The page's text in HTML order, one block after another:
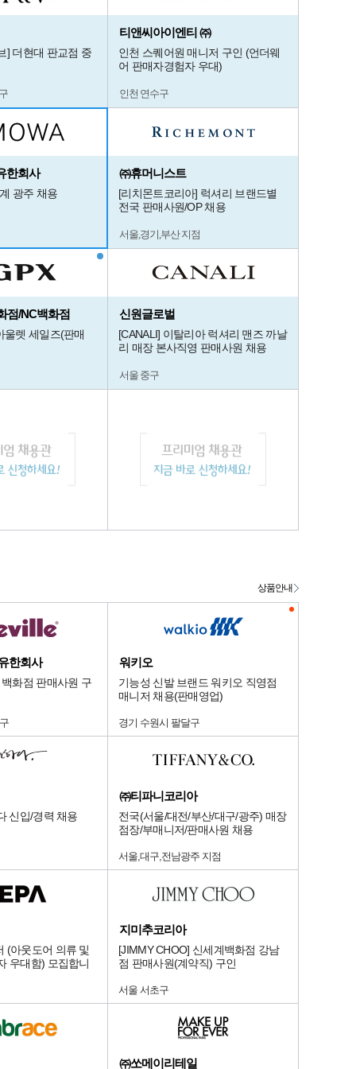
] 더현대 판교점 중
티앤씨아이엔티 ㈜
인천 스퀘어원 매니저 구인 (언더웨
어 판매자경험자 우대)
인천 연수구
한회사
광주 채용
㈜휴머니스트
[리치몬트코리아] 럭셔리 브랜드별
전국 판매사원/OP 채용
서울,경기,부산 지점
점/NC백화점
울렛 세일즈(판매
신원글로벌
[CANALI] 이탈리아 럭셔리 맨즈 까날
리 매장 본사직영 판매사원 채용
서울 중구
한회사
화점 판매사원 구
워키오
기능성 신발 브랜드 워키오 직영점
매니저 채용(판매영업)
경기 수원시 팔달구
신입/경력 채용
㈜티파니코리아
전국(서울/대전/부산/대구/광주) 매장
점장/부매니저/판매사원 채용
서울,대구,전남광주 지점
(아웃도어 의류 및
우대함) 모집합니
지미추코리아
[JIMMY CHOO] 신세계백화점 강남
점 판매사원(계약직) 구인
서울 서초구
㈜쏘메이리테일
상품안내